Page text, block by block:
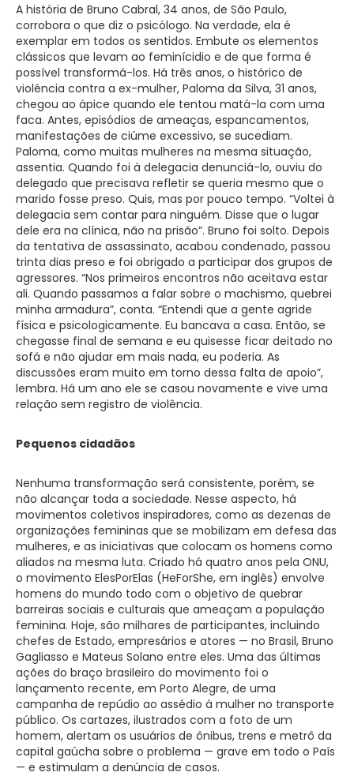
A história de Bruno Cabral, 34 anos, de São Paulo,
corrobora o que diz o psicólogo. Na verdade, ela é
exemplar em todos os sentidos. Embute os elementos
clássicos que levam ao feminícidio e de que forma é
possível transformá-los. Há três anos, o histórico de
violência contra a ex-mulher, Paloma da Silva, 31 anos,
chegou ao ápice quando ele tentou matá-la com uma
faca. Antes, episódios de ameaças, espancamentos,
manifestações de ciúme excessivo, se sucediam.
Paloma, como muitas mulheres na mesma situação,
assentia. Quando foi à delegacia denunciá-lo, ouviu do
delegado que precisava refletir se queria mesmo que o
marido fosse preso. Quis, mas por pouco tempo. “Voltei à
delegacia sem contar para ninguém. Disse que o lugar
dele era na clínica, não na prisão”. Bruno foi solto. Depois
da tentativa de assassinato, acabou condenado, passou
trinta dias preso e foi obrigado a participar dos grupos de
agressores. “Nos primeiros encontros não aceitava estar
ali. Quando passamos a falar sobre o machismo, quebrei
minha armadura”, conta. “Entendi que a gente agride
física e psicologicamente. Eu bancava a casa. Então, se
chegasse final de semana e eu quisesse ficar deitado no
sofá e não ajudar em mais nada, eu poderia. As
discussões eram muito em torno dessa falta de apoio”,
lembra. Há um ano ele se casou novamente e vive uma
relação sem registro de violência.
Pequenos cidadãos
Nenhuma transformação será consistente, porém, se
não alcançar toda a sociedade. Nesse aspecto, há
movimentos coletivos inspiradores, como as dezenas de
organizações femininas que se mobilizam em defesa das
mulheres, e as iniciativas que colocam os homens como
aliados na mesma luta. Criado há quatro anos pela ONU,
o movimento ElesPorElas (HeForShe, em inglês) envolve
homens do mundo todo com o objetivo de quebrar
barreiras sociais e culturais que ameaçam a população
feminina. Hoje, são milhares de participantes, incluindo
chefes de Estado, empresários e atores — no Brasil, Bruno
Gagliasso e Mateus Solano entre eles. Uma das últimas
ações do braço brasileiro do movimento foi o
lançamento recente, em Porto Alegre, de uma
campanha de repúdio ao assédio à mulher no transporte
público. Os cartazes, ilustrados com a foto de um
homem, alertam os usuários de ônibus, trens e metrô da
capital gaúcha sobre o problema — grave em todo o País
— e estimulam a denúncia de casos.